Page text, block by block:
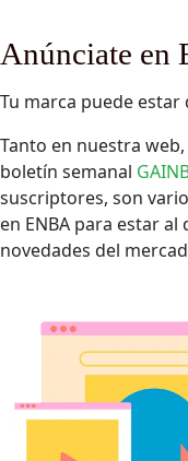
Anúnciate en
Tu marca puede
Tanto en nuestra
boletín semanal
suscriptores, son
en ENBA para estar
novedades del